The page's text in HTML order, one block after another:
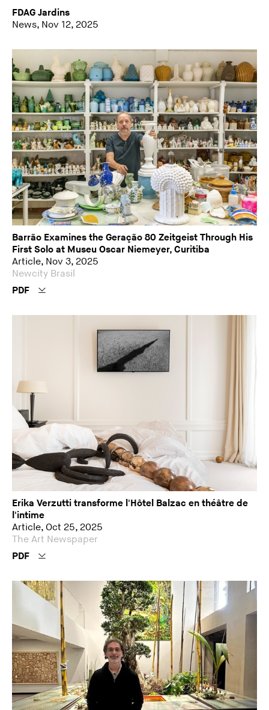
FDAG Jardins
News, Nov 12, 2025
Barrão Examines the Geração 80 Zeitgeist Through His
First Solo at Museu Oscar Niemeyer, Curitiba
Article, Nov 3, 2025
Newcity Brasil
PDF
Erika Verzutti transforme l'Hôtel Balzac en théâtre de
l'intime
Article, Oct 25, 2025
The Art Newspaper
PDF